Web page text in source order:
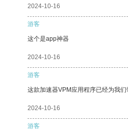
2024-10-16
游客
这个是app神器
2024-10-16
游客
这款加速器VPM应用程序已经为我
2024-10-16
游客